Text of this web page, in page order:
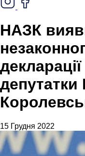
НАЗК
депутатки
15 Грудня 2022